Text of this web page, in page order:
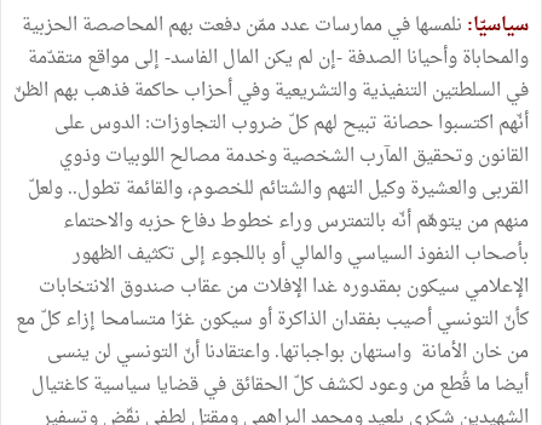
سياسيّا: نلمسها في ممارسات عدد ممّن دفعت بهم المحاصصة الحزبية
والمحاباة وأحيانا الصدفة -إن لم يكن المال الفاسد- إلى مواقع متقدّمة
في السلطتين التنفيذية والتشريعية وفي أحزاب حاكمة فذهب بهم الظنّ
أنّهم اكتسبوا حصانة تبيح لهم كلّ ضروب التجاوزات: الدوس على
القانون وتحقيق المآرب الشخصية وخدمة مصالح اللوبيات وذوي
القربى والعشيرة وكيل التهم والشتائم للخصوم، والقائمة تطول.. ولعلّ
منهم من يتوهّم أنّه بالتمترس وراء خطوط دفاع حزبه والاحتماء
بأصحاب النفوذ السياسي والمالي أو باللجوء إلى تكثيف الظهور
الإعلامي سيكون بمقدوره غدا الإفلات من عقاب صندوق الانتخابات
كأنّ التونسي أصيب بفقدان الذاكرة أو سيكون غرّا متسامحا إزاء كلّ مع
من خان الأمانة واستهان بواجباتها. واعتقادنا أنّ التونسي لن ينسى
أيضا ما قُطع من وعود لكشف كلّ الحقائق في قضايا سياسية كاغتيال